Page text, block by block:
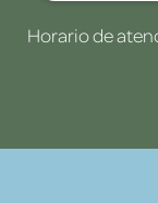
Horario de